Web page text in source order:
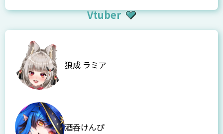
Vtuber
狼成 ラミア
酒呑けんぴ